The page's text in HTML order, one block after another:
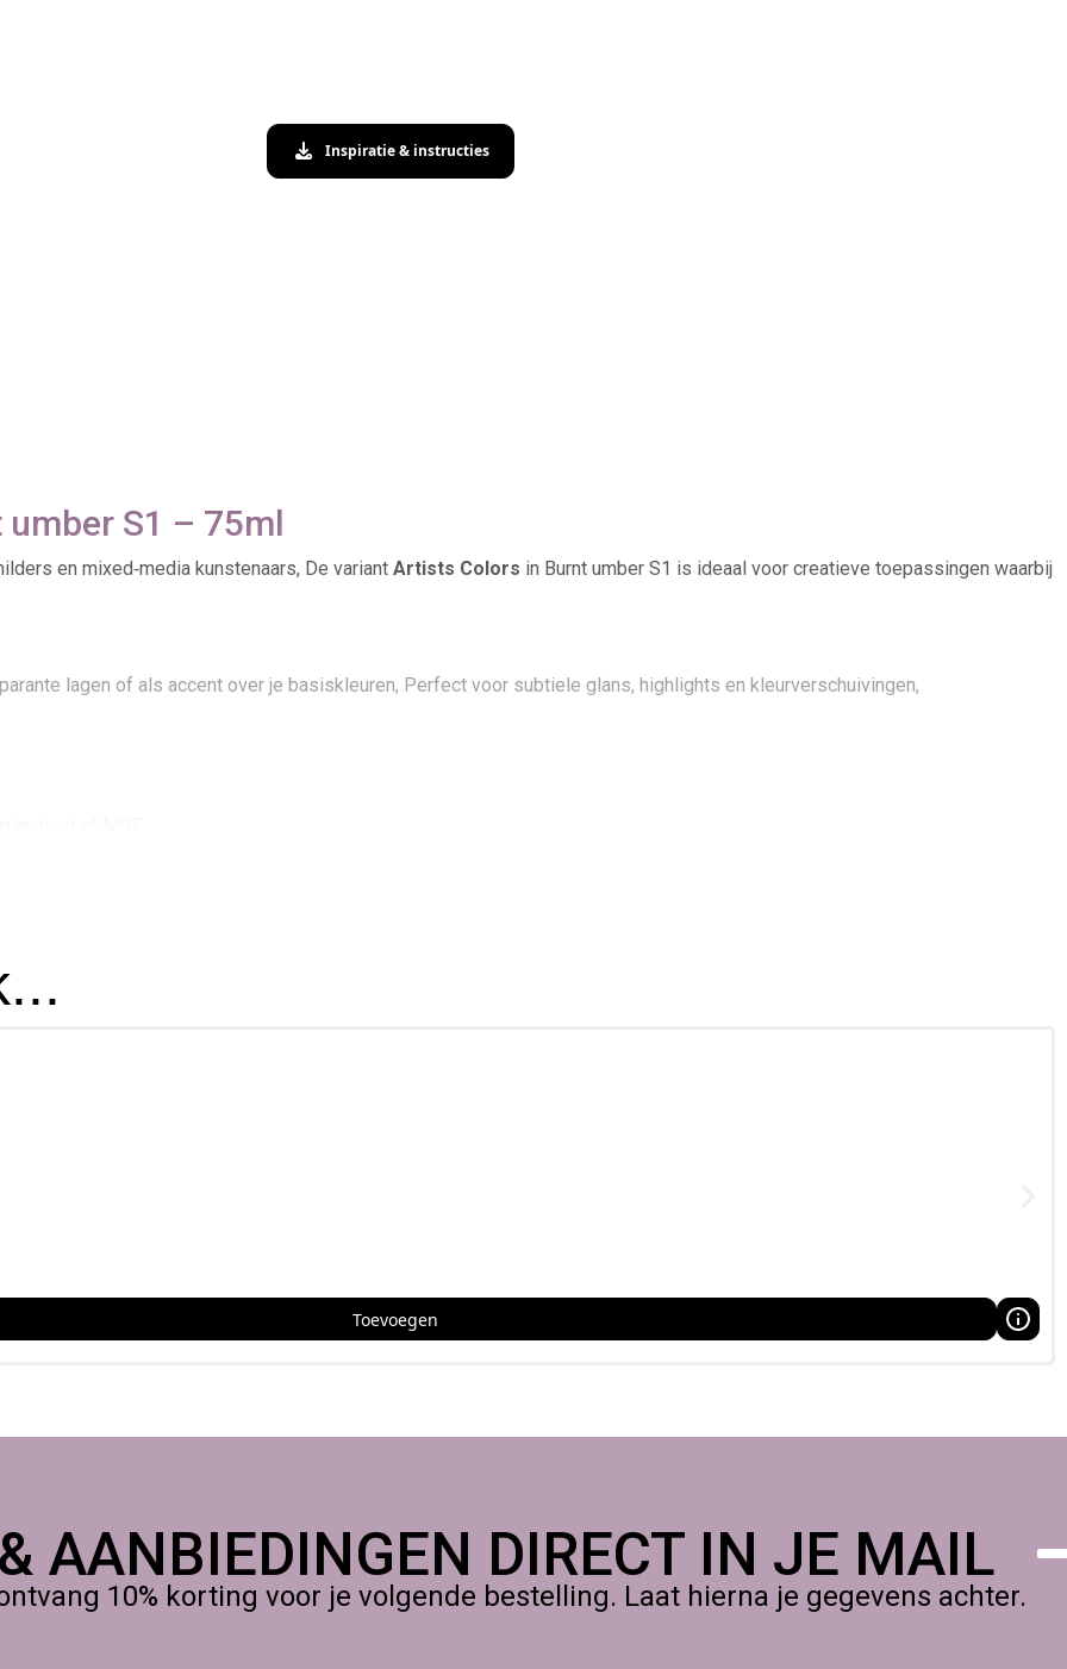
Inspiratie & instructies
S1 – 75ml
en mixed‑media kunstenaars, De variant Artists Colors in Burnt umber S1 is ideaal voor creatieve toepassingen waarbij
lagen of als accent over je basiskleuren, Perfect voor subtiele glans, highlights en kleurverschuivingen,
Toevoegen
AANBIEDINGEN DIRECT IN JE MAIL
10% korting voor je volgende bestelling. Laat hierna je gegevens achter.